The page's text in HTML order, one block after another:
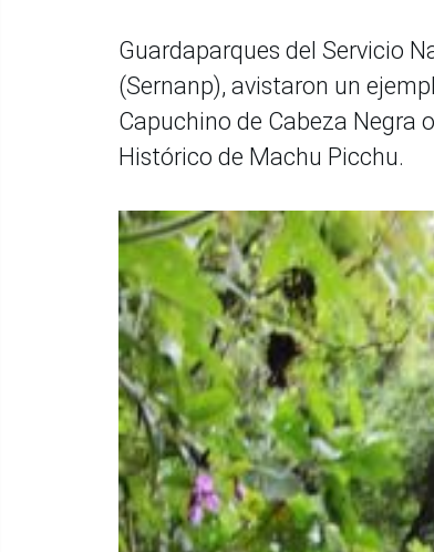
Guardaparques del Servicio
(Sernanp), avistaron un
Capuchino de Cabeza Negra
Histórico de Machu Picchu.